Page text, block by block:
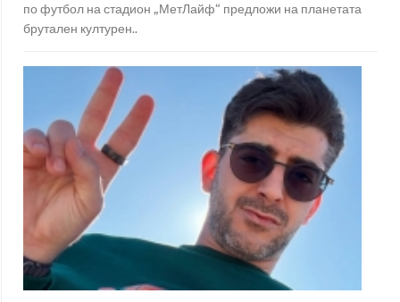
по футбол на стадион „МетЛайф“ предложи на планетата
брутален културен..